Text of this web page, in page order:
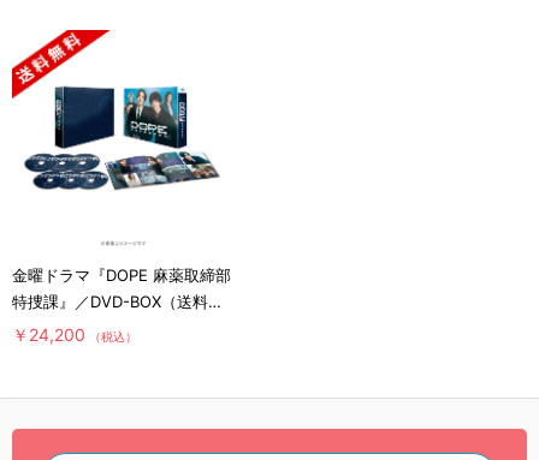
金曜ドラマ『DOPE 麻薬取締部
特捜課』／DVD-BOX（送料無
料・6枚組）
￥24,200 （税込）